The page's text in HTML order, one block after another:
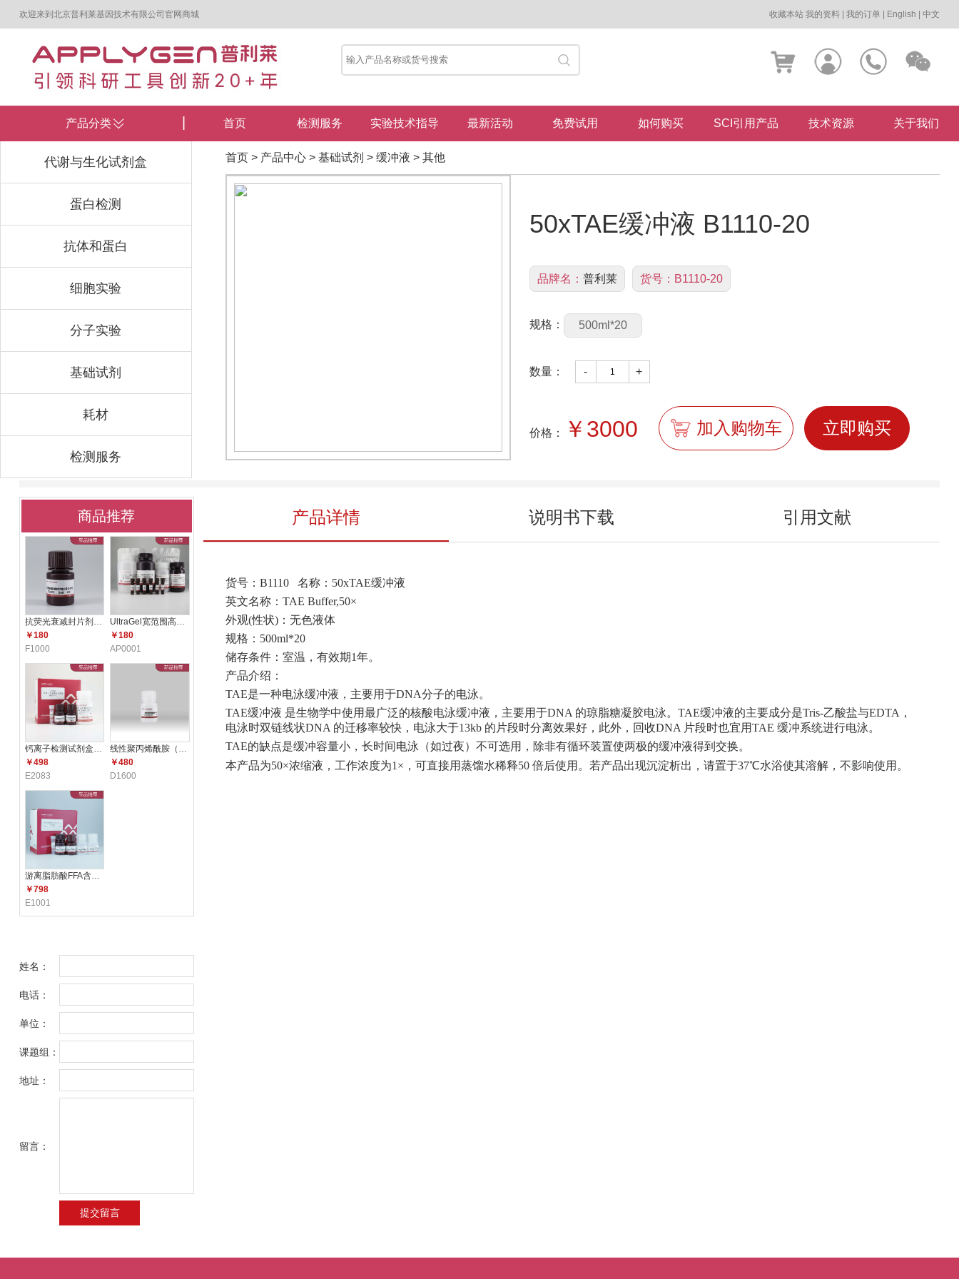
欢迎来到北京普利莱基因技术有限公司官网商城 收藏本站 我的资料 |我的订单 English |中文
产品分类
代谢与生化试剂盒
蛋白检测
抗体和蛋白
细胞实验
分子实验
基础试剂
耗材
检测服务
首页 检测服务 实验技术指导 最新活动 免费试用 如何购买 SCI引用产品 技术资源 关于我们
首页> 产品中心> 基础试剂 > 缓冲液 > 其他
50xTAE缓冲液 B1110-20
品牌名： 普利莱 货号： B1110-20
规格： 500ml*20
数量： - +
价格： ￥ 3000 加入购物车 立即购买
产品详情 说明书下载 引用文献
货号：B1110 名称：50xTAE缓冲液
英文名称：TAE Buffer,50×
外观(性状)：无色液体
规格：500ml*20
储存条件：室温，有效期1年。
产品介绍：
TAE是一种电泳缓冲液，主要用于DNA分子的电泳。
TAE缓冲液 是生物学中使用最广泛的核酸电泳缓冲液，主要用于DNA 的琼脂糖凝胶电泳。TAE缓冲液的主要成分是Tris-乙酸盐与EDTA，
电泳时双链线状DNA 的迁移率较快，电泳大于13kb 的片段时分离效果好，此外，回收DNA 片段时也宜用TAE 缓冲系统进行电泳。
TAE的缺点是缓冲容量小，长时间电泳（如过夜）不可选用，除非有循环装置使两极的缓冲液得到交换。
本产品为50×浓缩液，工作浓度为1×，可直接用蒸馏水稀释50 倍后使用。若产品出现沉淀析出，请置于37℃水浴使其溶解，不影响使用。
商品推荐
抗荧光衰减封片剂（含DAPI）F10
￥180
F1000
UltraGel宽范围高分辨配胶试剂
￥180
AP0001
钙离子检测试剂盒（比色法） E2
￥498
E2083
线性聚丙烯酰胺（LPA）（5mg/m
￥480
D1600
游离脂肪酸FFA含量测定试剂盒 E1
￥798
E1001
姓名：
电话：
单位：
课题组：
地址：
留言：